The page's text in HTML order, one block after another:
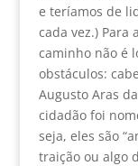
e teríamos de
cada vez.) Para
caminho não é
obstáculos:
Augusto Aras
cidadão foi
seja, eles são
traição ou algo